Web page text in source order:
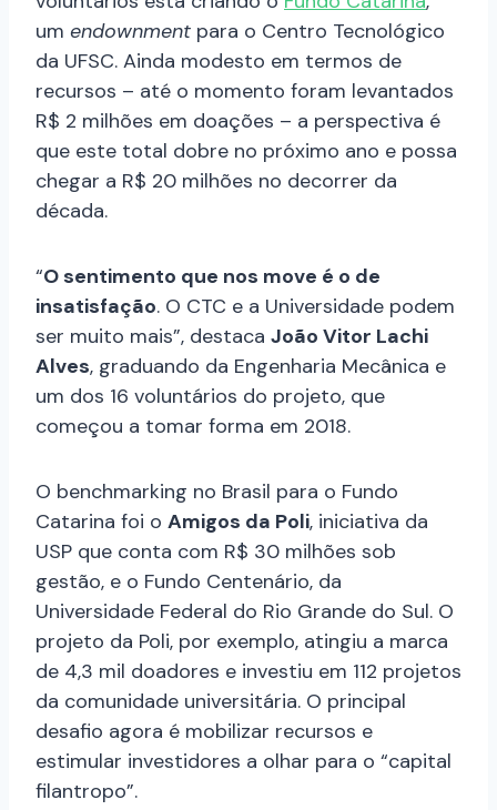
um endownment para o Centro Tecnológico
da UFSC. Ainda modesto em termos de
recursos – até o momento foram levantados
R$ 2 milhões em doações – a perspectiva é
que este total dobre no próximo ano e possa
chegar a R$ 20 milhões no decorrer da
década.
“O sentimento que nos move é o de
insatisfação. O CTC e a Universidade podem
ser muito mais”, destaca João Vitor Lachi
Alves, graduando da Engenharia Mecânica e
um dos 16 voluntários do projeto, que
começou a tomar forma em 2018.
O benchmarking no Brasil para o Fundo
Catarina foi o Amigos da Poli, iniciativa da
USP que conta com R$ 30 milhões sob
gestão, e o Fundo Centenário, da
Universidade Federal do Rio Grande do Sul. O
projeto da Poli, por exemplo, atingiu a marca
de 4,3 mil doadores e investiu em 112 projetos
da comunidade universitária. O principal
desafio agora é mobilizar recursos e
estimular investidores a olhar para o “capital
filantropo”.